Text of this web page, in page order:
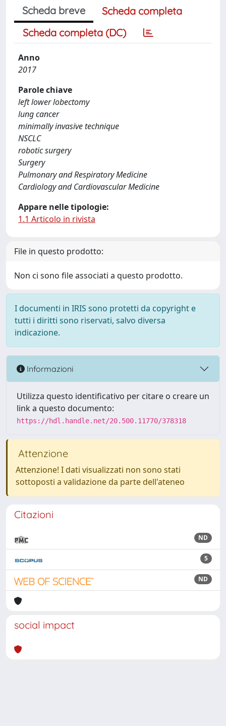
Scheda breve
Scheda completa
Scheda completa (DC)
Anno
2017
Parole chiave
left lower lobectomy
lung cancer
minimally invasive technique
NSCLC
robotic surgery
Surgery
Pulmonary and Respiratory Medicine
Cardiology and Cardiovascular Medicine
Appare nelle tipologie:
1.1 Articolo in rivista
File in questo prodotto:
Non ci sono file associati a questo prodotto.
I documenti in IRIS sono protetti da copyright e
tutti i diritti sono riservati, salvo diversa
indicazione.
Informazioni
Utilizza questo identificativo per citare o creare un
link a questo documento:
https://hdl.handle.net/20.500.11770/378318
Attenzione
Attenzione! I dati visualizzati non sono stati
sottoposti a validazione da parte dell'ateneo
Citazioni
ND
5
ND
social impact